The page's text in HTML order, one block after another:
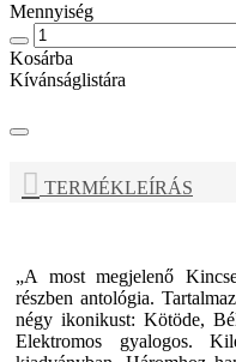
Mennyiség
Kosárba
Kívánságlistára
TERMÉKLEÍRÁS
„A most megjelenő
részben antológia.
négy ikonikust: Kötöde,
Elektromos gyalogos.